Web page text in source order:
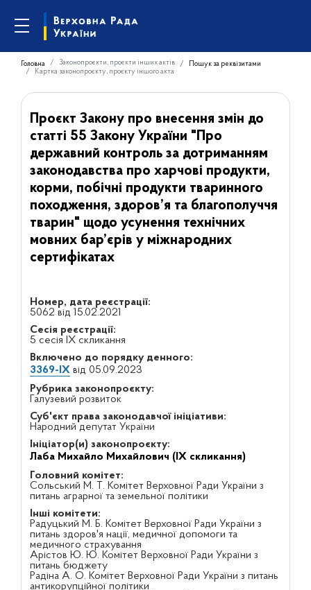
Головна Законопроєкти, проєкти інших актів
Пошук за реквізитами
Картка законопроєкту, проєкту іншого акта
Проєкт Закону про внесення змін до
статті 55 Закону України "Про
державний контроль за дотриманням
законодавства про харчові продукти,
корми, побічні продукти тваринного
походження, здоров’я та благополуччя
тварин" щодо усунення технічних
мовних бар’єрів у міжнародних
сертифікатах
Номер, дата реєстрації:
5062 від 15.02.2021
Сесія реєстрації:
5 сесія IX скликання
Включено до порядку денного:
3369-IXвід 05.09.2023
Рубрика законопроєкту:
Галузевий розвиток
Суб'єкт права законодавчої ініціативи:
Народний депутат України
Ініціатор(и) законопроєкту:
Лаба Михайло Михайлович (IX скликання)
Головний комітет:
Сольський М. Т. Комітет Верховної Ради України з
питань аграрної та земельної політики
Інші комітети:
Радуцький М. Б. Комітет Верховної Ради України з
питань здоров'я нації, медичної допомоги та
медичного страхування
Арістов Ю. Ю. Комітет Верховної Ради України з
питань бюджету
Радіна А. О. Комітет Верховної Ради України з питань
антикорупційної політики